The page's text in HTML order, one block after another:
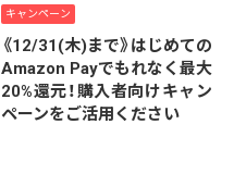
キャンペーン
《12/31(木)まで》はじめての
Amazon Payでもれなく最大
20%還元！購入者向けキャン
ペーンをご活用ください